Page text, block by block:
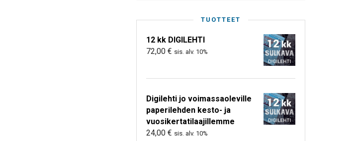
TUOTTEET
12 kk DIGILEHTI
72,00 € sis. alv. 10%
Digilehti jo voimassaoleville
paperilehden kesto- ja
vuosikertatilaajillemme
24,00 € sis. alv. 10%